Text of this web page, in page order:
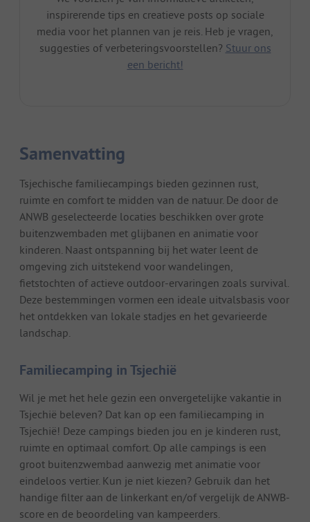
inspirerende tips en creatieve posts op sociale
media voor het plannen van je reis. Heb je vragen,
suggesties of verbeteringsvoorstellen? Stuur ons
een bericht!
Samenvatting
Tsjechische familiecampings bieden gezinnen rust,
ruimte en comfort te midden van de natuur. De door de
ANWB geselecteerde locaties beschikken over grote
buitenzwembaden met glijbanen en animatie voor
kinderen. Naast ontspanning bij het water leent de
omgeving zich uitstekend voor wandelingen,
fietstochten of actieve outdoor-ervaringen zoals survival.
Deze bestemmingen vormen een ideale uitvalsbasis voor
het ontdekken van lokale stadjes en het gevarieerde
landschap.
Familiecamping in Tsjechië
Wil je met het hele gezin een onvergetelijke vakantie in
Tsjechië beleven? Dat kan op een familiecamping in
Tsjechië! Deze campings bieden jou en je kinderen rust,
ruimte en optimaal comfort. Op alle campings is een
groot buitenzwembad aanwezig met animatie voor
eindeloos vertier. Kun je niet kiezen? Gebruik dan het
handige filter aan de linkerkant en/of vergelijk de ANWB-
score en de beoordeling van kampeerders.